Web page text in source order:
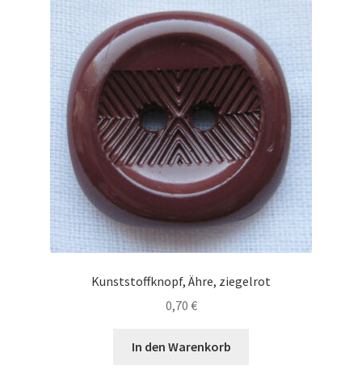
Kunststoffknopf, Ähre, ziegelrot
0,70 €
In den Warenkorb